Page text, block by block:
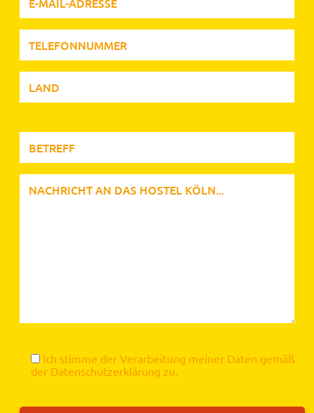
Ich stimme der Verarbeitung meiner Daten gemäß
der Datenschutzerklärung zu.